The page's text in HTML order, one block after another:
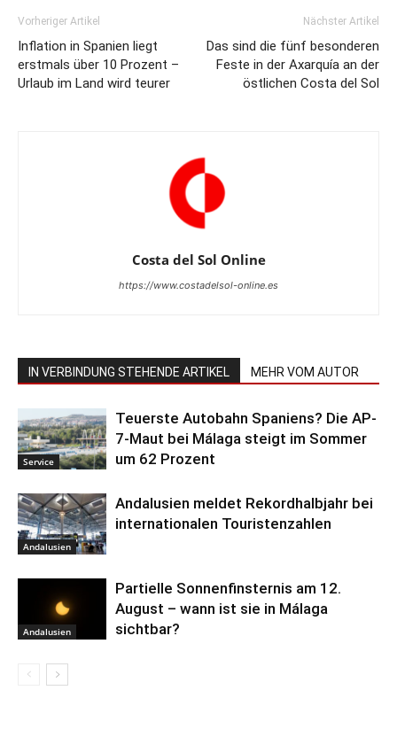
Vorheriger Artikel
Inflation in Spanien liegt
erstmals über 10 Prozent –
Urlaub im Land wird teurer
Nächster Artikel
Das sind die fünf besonderen
Feste in der Axarquía an der
östlichen Costa del Sol
Costa del Sol Online
https://www.costadelsol-online.es
IN VERBINDUNG STEHENDE ARTIKEL MEHR VOM AUTOR
Service
Teuerste Autobahn Spaniens? Die AP-
7-Maut bei Málaga steigt im Sommer
um 62 Prozent
Andalusien
Andalusien meldet Rekordhalbjahr bei
internationalen Touristenzahlen
Andalusien
Partielle Sonnenfinsternis am 12.
August – wann ist sie in Málaga
sichtbar?